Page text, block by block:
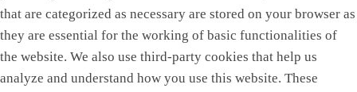
that are categorized as necessary are stored on your browser as
they are essential for the working of basic functionalities of
the website. We also use third-party cookies that help us
analyze and understand how you use this website. These